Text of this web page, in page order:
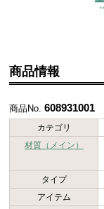
商品情報
商品No.608931001
カテゴリ
材質（メイン）
タイプ
アイテム